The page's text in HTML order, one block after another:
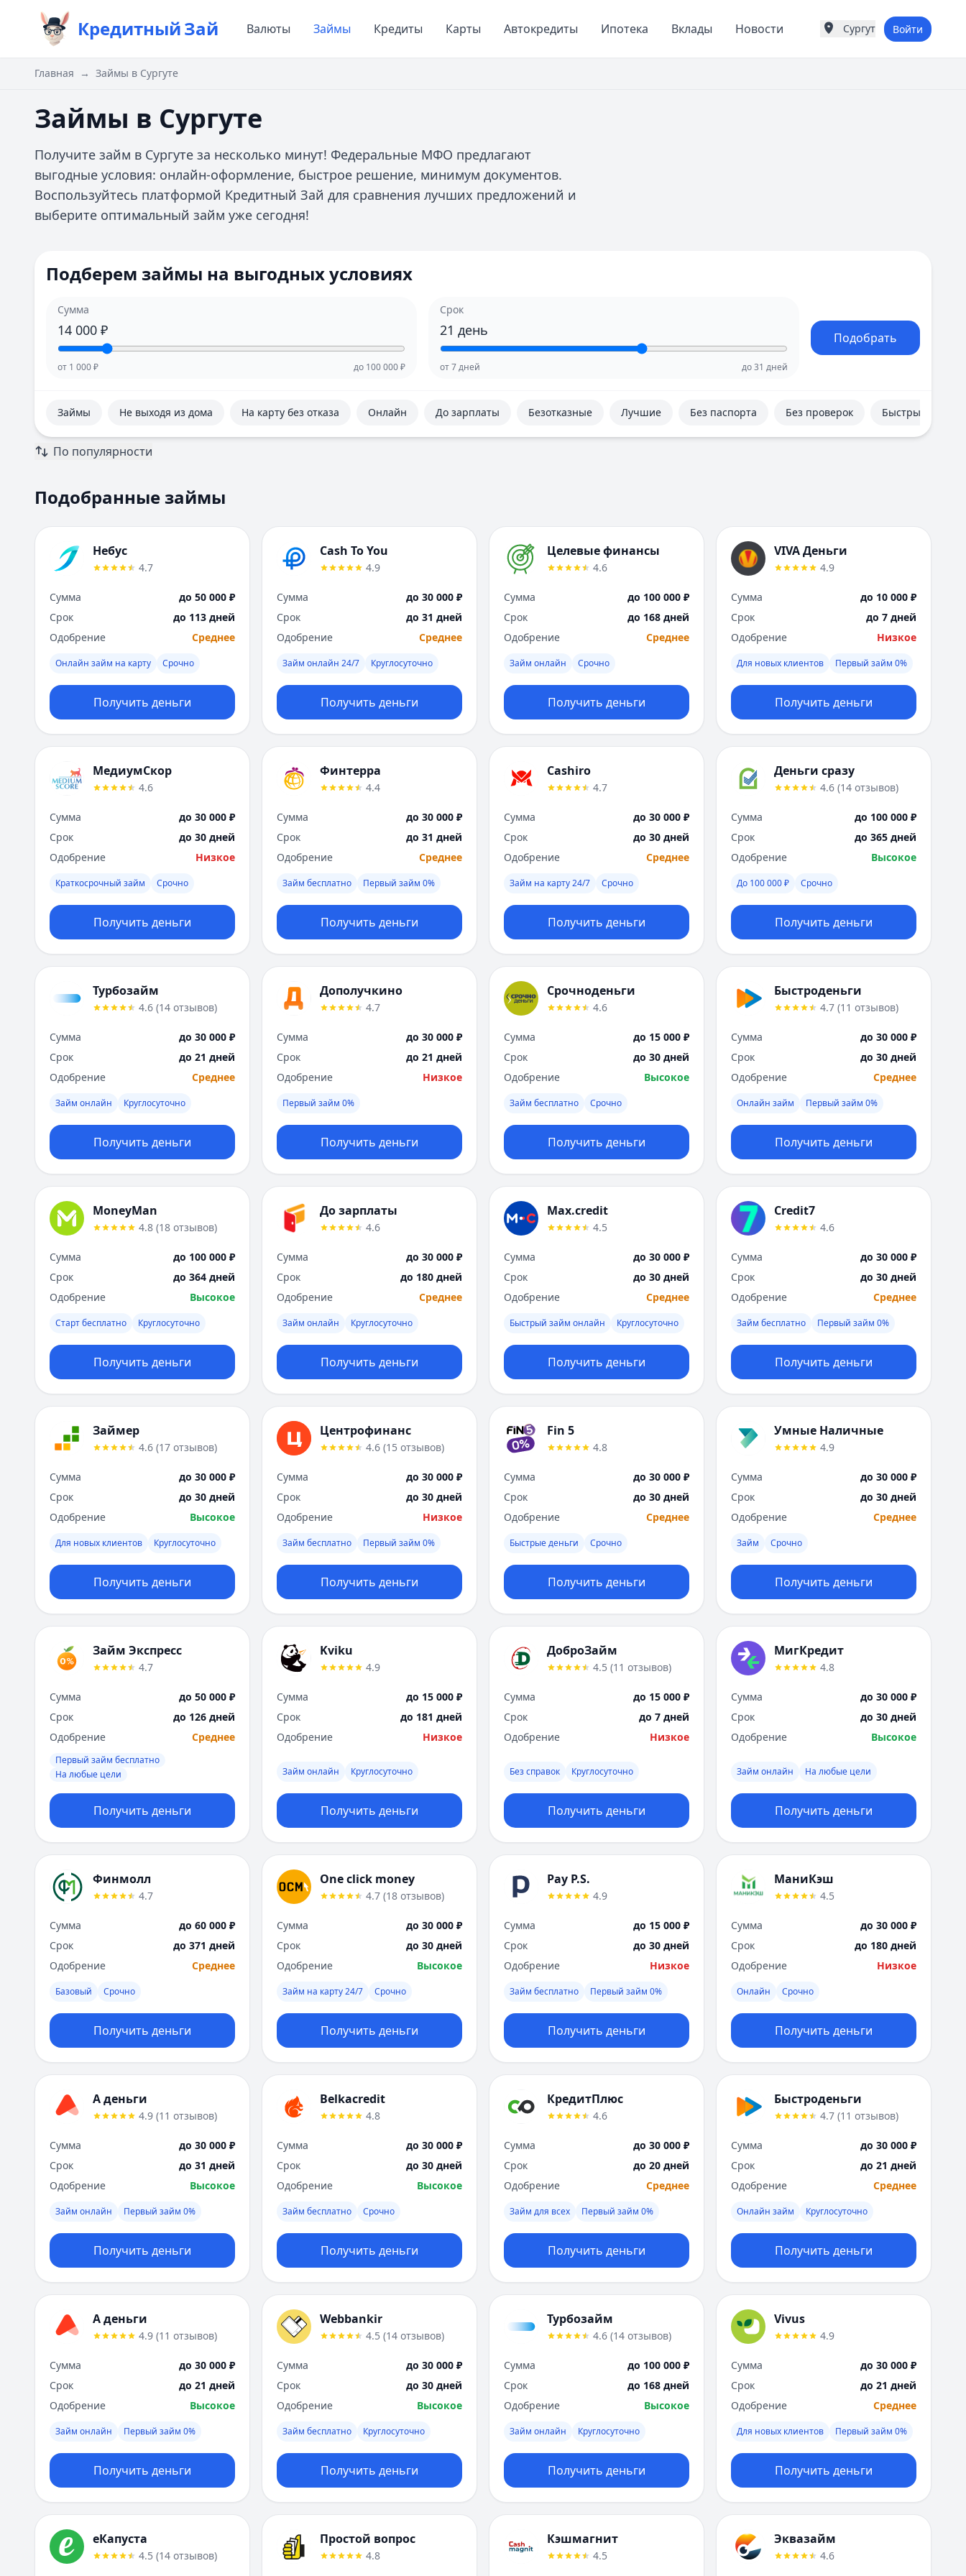
КредитныйЗай Валюты Займы Кредиты Карты Автокредиты Ипотека Вклады Новости
Города России
Екатеринбург
Иркутск
К
Курск
Л
Магнитогорск
Махачкала
Москва
Набережные Челны
Нижний Новгород
Новосибирск
Омск
Оренбург
Пермь
Ростов-на-Дону
С
Самара
Санкт-Петербург
Саратов
Севастополь
Сочи
Тула
Тюмень
У
Ульяновск
Уфа
Х
Ч
Челябинск
Вся Россия
Сургут Войти
Главная → Займы в Сургуте
Займы в Сургуте
Получите займ в Сургуте за несколько минут! Федеральные МФО предлагают
выгодные условия: онлайн-оформление, быстрое решение, минимум документов.
Воспользуйтесь платформой Кредитный Зай для сравнения лучших предложений и
выберите оптимальный займ уже сегодня!
Подберем займы на выгодных условиях
Сумма
14 000 ₽
от 1 000₽ до 100 000₽
Срок
21 день
от7дней до31 дней
Подобрать
Займы Не выходя из дома На карту без отказа Онлайн До зарплаты Безотказные Лучшие Без паспорта Без проверок Быстрые
По популярности
Подобранные займы
Небус
4.7
Сумма
до 50 000 ₽
Срок
до 113 дней
Одобрение
Среднее
Онлайн займ на карту Срочно
Получить деньги
Cash To You
4.9
Сумма
до 30 000 ₽
Срок
до 31 дней
Одобрение
Среднее
Займ онлайн 24/7 Круглосуточно
Получить деньги
Целевые финансы
4.6
Сумма
до 100 000 ₽
Срок
до 168 дней
Одобрение
Среднее
Займ онлайн Срочно
Получить деньги
VIVA Деньги
4.9
Сумма
до 10 000 ₽
Срок
до 7 дней
Одобрение
Низкое
Для новых клиентов Первый займ 0%
Получить деньги
МедиумСкор
4.6
Сумма
до 30 000 ₽
Срок
до 30 дней
Одобрение
Низкое
Краткосрочный займ Срочно
Получить деньги
Финтерра
4.4
Сумма
до 30 000 ₽
Срок
до 31 дней
Одобрение
Среднее
Займ бесплатно Первый займ 0%
Получить деньги
Cashiro
4.7
Сумма
до 30 000 ₽
Срок
до 30 дней
Одобрение
Среднее
Займ на карту 24/7 Срочно
Получить деньги
Деньги сразу
4.6 (14 отзывов)
Сумма
до 100 000 ₽
Срок
до 365 дней
Одобрение
Высокое
До 100 000 ₽ Срочно
Получить деньги
Турбозайм
4.6 (14 отзывов)
Сумма
до 30 000 ₽
Срок
до 21 дней
Одобрение
Среднее
Займ онлайн Круглосуточно
Получить деньги
Дополучкино
4.7
Сумма
до 30 000 ₽
Срок
до 21 дней
Одобрение
Низкое
Первый займ 0%
Получить деньги
Срочноденьги
4.6
Сумма
до 15 000 ₽
Срок
до 30 дней
Одобрение
Высокое
Займ бесплатно Срочно
Получить деньги
Быстроденьги
4.7 (11 отзывов)
Сумма
до 30 000 ₽
Срок
до 30 дней
Одобрение
Среднее
Онлайн займ Первый займ 0%
Получить деньги
MoneyMan
4.8 (18 отзывов)
Сумма
до 100 000 ₽
Срок
до 364 дней
Одобрение
Высокое
Старт бесплатно Круглосуточно
Получить деньги
До зарплаты
4.6
Сумма
до 30 000 ₽
Срок
до 180 дней
Одобрение
Среднее
Займ онлайн Круглосуточно
Получить деньги
Max.credit
4.5
Сумма
до 30 000 ₽
Срок
до 30 дней
Одобрение
Среднее
Быстрый займ онлайн Круглосуточно
Получить деньги
Credit7
4.6
Сумма
до 30 000 ₽
Срок
до 30 дней
Одобрение
Среднее
Займ бесплатно Первый займ 0%
Получить деньги
Займер
4.6 (17 отзывов)
Сумма
до 30 000 ₽
Срок
до 30 дней
Одобрение
Высокое
Для новых клиентов Круглосуточно
Получить деньги
Центрофинанс
4.6 (15 отзывов)
Сумма
до 30 000 ₽
Срок
до 30 дней
Одобрение
Низкое
Займ бесплатно Первый займ 0%
Получить деньги
Fin 5
4.8
Сумма
до 30 000 ₽
Срок
до 30 дней
Одобрение
Среднее
Быстрые деньги Срочно
Получить деньги
Умные Наличные
4.9
Сумма
до 30 000 ₽
Срок
до 30 дней
Одобрение
Среднее
Займ Срочно
Получить деньги
Займ Экспресс
4.7
Сумма
до 50 000 ₽
Срок
до 126 дней
Одобрение
Среднее
Первый займ бесплатно
На любые цели
Получить деньги
Kviku
4.9
Сумма
до 15 000 ₽
Срок
до 181 дней
Одобрение
Низкое
Займ онлайн Круглосуточно
Получить деньги
ДоброЗайм
4.5 (11 отзывов)
Сумма
до 15 000 ₽
Срок
до 7 дней
Одобрение
Низкое
Без справок Круглосуточно
Получить деньги
МигКредит
4.8
Сумма
до 30 000 ₽
Срок
до 30 дней
Одобрение
Высокое
Займ онлайн На любые цели
Получить деньги
Финмолл
4.7
Сумма
до 60 000 ₽
Срок
до 371 дней
Одобрение
Среднее
Базовый Срочно
Получить деньги
One click money
4.7 (18 отзывов)
Сумма
до 30 000 ₽
Срок
до 30 дней
Одобрение
Высокое
Займ на карту 24/7 Срочно
Получить деньги
Pay P.S.
4.9
Сумма
до 15 000 ₽
Срок
до 30 дней
Одобрение
Низкое
Займ бесплатно Первый займ 0%
Получить деньги
МаниКэш
4.5
Сумма
до 30 000 ₽
Срок
до 180 дней
Одобрение
Низкое
Онлайн Срочно
Получить деньги
А деньги
4.9 (11 отзывов)
Сумма
до 30 000 ₽
Срок
до 31 дней
Одобрение
Высокое
Займ онлайн Первый займ 0%
Получить деньги
Belkacredit
4.8
Сумма
до 30 000 ₽
Срок
до 30 дней
Одобрение
Высокое
Займ бесплатно Срочно
Получить деньги
КредитПлюс
4.6
Сумма
до 30 000 ₽
Срок
до 20 дней
Одобрение
Среднее
Займ для всех Первый займ 0%
Получить деньги
Быстроденьги
4.7 (11 отзывов)
Сумма
до 30 000 ₽
Срок
до 21 дней
Одобрение
Среднее
Онлайн займ Круглосуточно
Получить деньги
А деньги
4.9 (11 отзывов)
Сумма
до 30 000 ₽
Срок
до 21 дней
Одобрение
Высокое
Займ онлайн Первый займ 0%
Получить деньги
Webbankir
4.5 (14 отзывов)
Сумма
до 30 000 ₽
Срок
до 30 дней
Одобрение
Высокое
Займ бесплатно Круглосуточно
Получить деньги
Турбозайм
4.6 (14 отзывов)
Сумма
до 100 000 ₽
Срок
до 168 дней
Одобрение
Высокое
Займ онлайн Круглосуточно
Получить деньги
Vivus
4.9
Сумма
до 30 000 ₽
Срок
до 21 дней
Одобрение
Среднее
Для новых клиентов Первый займ 0%
Получить деньги
еКапуста
4.5 (14 отзывов)
Простой вопрос
4.8
Кэшмагнит
4.5
Эквазайм
4.6